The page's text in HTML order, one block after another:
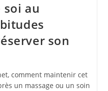
soi au
son
comment maintenir cet
un massage ou un soin